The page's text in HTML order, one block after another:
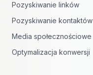
Pozyskiwanie linków
Pozyskiwanie kontaktów
Media społecznościowe
Optymalizacja konwersji